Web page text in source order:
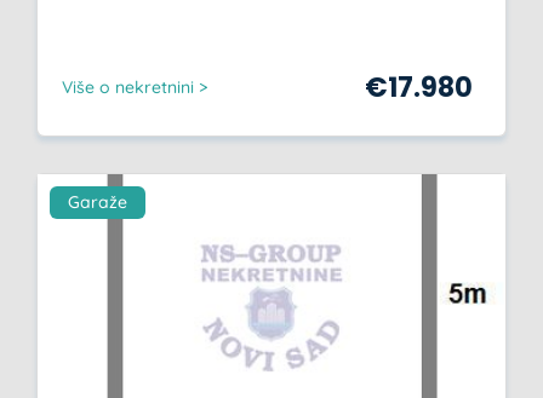
Više o nekretnini > €17.980
Garaže